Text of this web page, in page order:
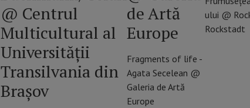
@ Centrul
Multicultural al
Universității
Transilvania din
Brașov
de Artă
Europe
Fragments of life -
Agata Secelean @
Galeria de Artă
Europe
ului @
Rockstadt